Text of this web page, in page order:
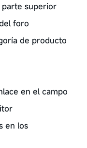
parte superior
foro
de producto
en el campo
en los